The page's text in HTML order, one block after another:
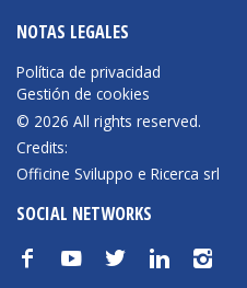
Convocatorias
Becas
Alta Formación
Contratos/Acuerdos/
NOTAS LEGALES
Política de privacidad
Gestión de cookies
© 2026 All rights reserved.
Credits:
Officine Sviluppo e Ricerca srl
SOCIAL NETWORKS
f y t n i